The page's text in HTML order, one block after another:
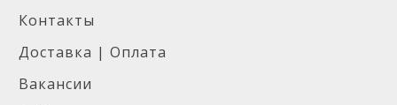
Контакты
Доставка | Оплата
Вакансии